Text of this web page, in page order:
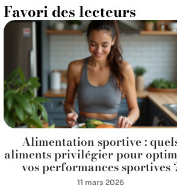
Favori des lecteurs
Alimentation sportive :
aliments privilégier pour
vos performances sportives
11 mars 2026